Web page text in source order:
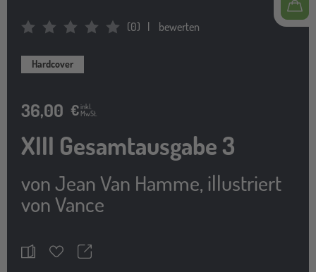
Average Rating: 0 (0) bewerten
Hardcover
36,00 €inkl.
MwSt.
XIII Gesamtausgabe 3
vonJean Van Hamme, illustriert
vonVance
MerkzettelTeilen